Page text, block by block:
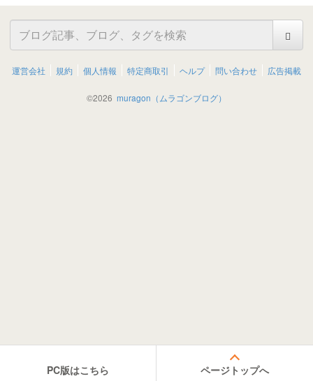
運営会社 規約 個人情報 特定商取引 ヘルプ 問い合わせ 広告掲載
©2026 muragon（ムラゴンブログ）
PC版はこちら ページトップへ